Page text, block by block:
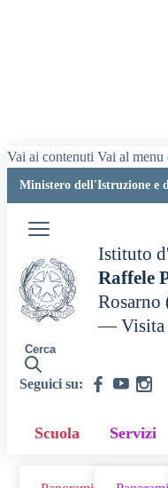
Vai ai contenuti Vai al menu
Ministero dell'Istruzione e
Istituto
Raffele
Rosarno
— Visita
Cerca
Seguici su:
Scuola Servizi